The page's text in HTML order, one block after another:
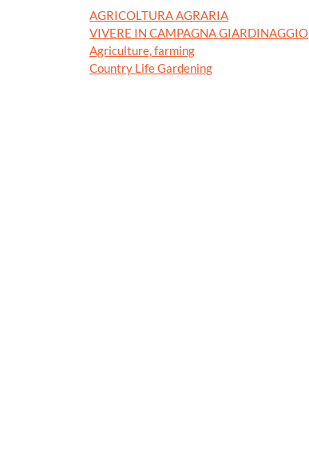
AGRICOLTURA AGRARIA
VIVERE IN CAMPAGNA GIARDINAGGIO
Agriculture, farming
Country Life Gardening